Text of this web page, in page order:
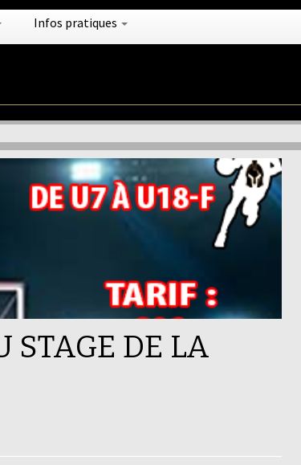
Infos pratiques
STAGE DE LA